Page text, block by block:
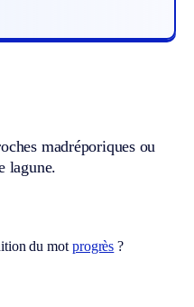
madréporiques ou
lagune.
du mot progrès ?